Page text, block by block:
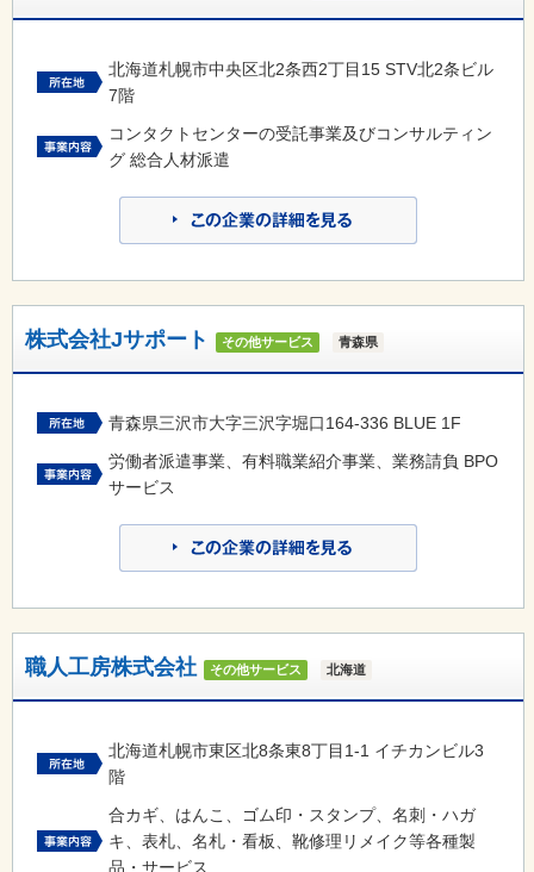
北海道札幌市中央区北2条西2丁目15 STV北2条ビル
7階
コンタクトセンターの受託事業及びコンサルティン
グ 総合人材派遣
株式会社Jサポート その他サービス 青森県
青森県三沢市大字三沢字堀口164-336 BLUE 1F
労働者派遣事業、有料職業紹介事業、業務請負 BPO
サービス
職人工房株式会社 その他サービス 北海道
北海道札幌市東区北8条東8丁目1-1 イチカンビル3
階
合カギ、はんこ、ゴム印・スタンプ、名刺・ハガ
キ、表札、名札・看板、靴修理リメイク等各種製
品・サービス